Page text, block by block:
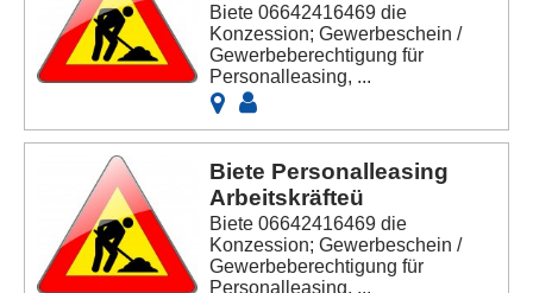
Biete 06642416469 die
Konzession; Gewerbeschein /
Gewerbeberechtigung für
Personalleasing, ...
Biete Personalleasing
Arbeitskräfteü
Biete 06642416469 die
Konzession; Gewerbeschein /
Gewerbeberechtigung für
Personalleasing, ...